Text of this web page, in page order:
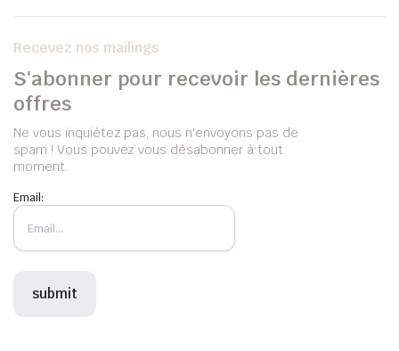
Recevez nos mailings
S'abonner pour recevoir les dernières
offres
Ne vous inquiétez pas, nous n'envoyons pas de
spam ! Vous pouvez vous désabonner à tout
moment.
Email: